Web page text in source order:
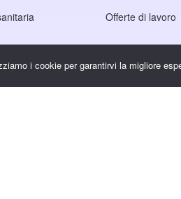
creatori
Offerte di lavoro
Termini di
i cookie per garantirvi la migliore